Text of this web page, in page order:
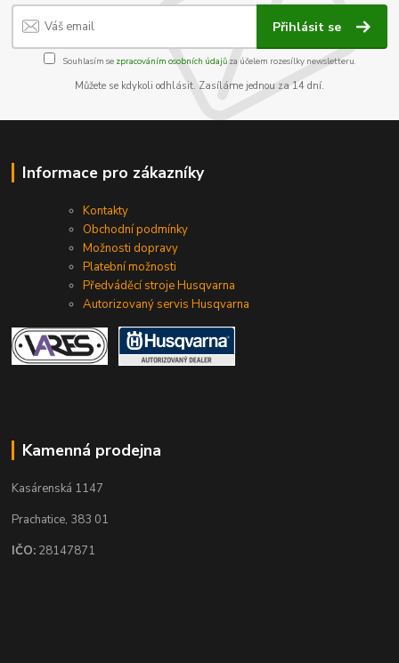
Přihlásit se
Souhlasím se zpracováním osobních údajůza účelem rozesílky newsletteru.
Můžete se kdykoli odhlásit. Zasíláme jednou za 14 dní.
Informace pro zákazníky
Kontakty
Obchodní podmínky
Možnosti dopravy
Platební možnosti
Předváděcí stroje Husqvarna
Autorizovaný servis Husqvarna
Kamenná prodejna
Kasárenská 1147
Prachatice, 383 01
IČO: 28147871